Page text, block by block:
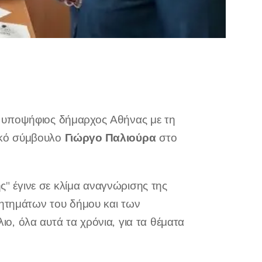
δήμαρχος Αθήνας με τη
σύμβουλο Γιώργο Παλιούραστο
σε κλίμα αναγνώρισης της
του δήμου και των
όλα αυτά τα χρόνια, για τα θέματα